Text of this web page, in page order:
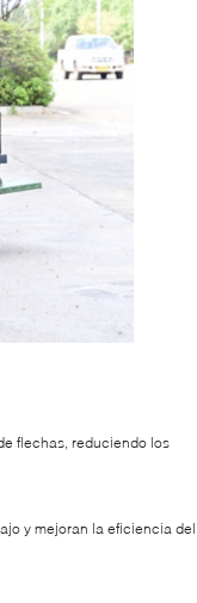
flechas, reduciendo los
y mejoran la eficiencia del